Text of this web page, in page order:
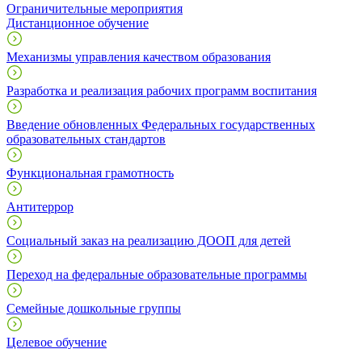
Ограничительные мероприятия
Дистанционное обучение
Механизмы управления качеством образования
Разработка и реализация рабочих программ воспитания
Введение обновленных Федеральных государственных
образовательных стандартов
Функциональная грамотность
Антитеррор
Социальный заказ на реализацию ДООП для детей
Переход на федеральные образовательные программы
Семейные дошкольные группы
Целевое обучение